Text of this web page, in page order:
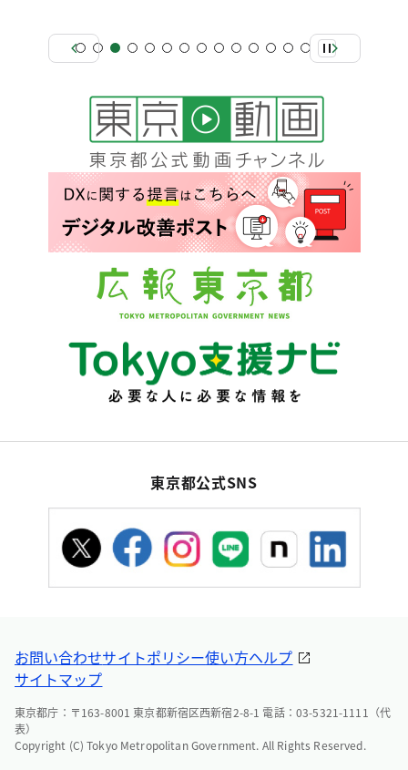
東京都公式SNS
お問い合わせサイトポリシー使い方ヘルプ
サイトマップ
東京都庁：〒163-8001 東京都新宿区西新宿2-8-1 電話：03-5321-1111（代
表）
Copyright (C) Tokyo Metropolitan Government. All Rights Reserved.